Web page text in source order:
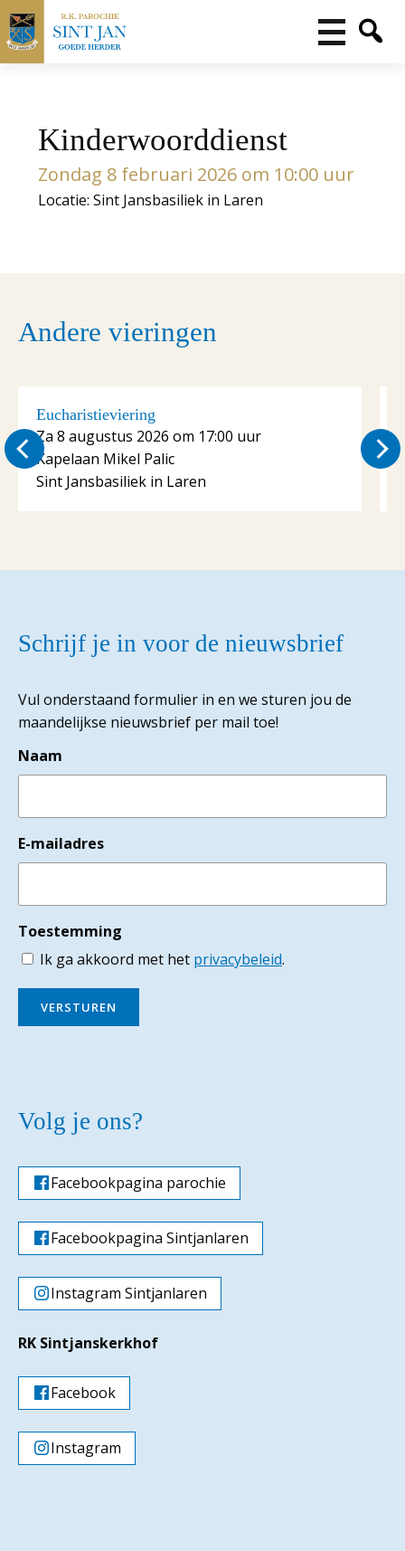
Kinderwoorddienst
Zondag 8 februari 2026 om 10:00 uur
Locatie: Sint Jansbasiliek in Laren
Andere vieringen
Eucharistieviering
Za 8 augustus 2026 om 17:00 uur
Kapelaan Mikel Palic
Sint Jansbasiliek in Laren
Schrijf je in voor de nieuwsbrief
Vul onderstaand formulier in en we sturen jou de
maandelijkse nieuwsbrief per mail toe!
Naam
E-mailadres
Toestemming
Ik ga akkoord met het privacybeleid.
VERSTUREN
Volg je ons?
Facebookpagina parochie
Facebookpagina Sintjanlaren
Instagram Sintjanlaren
RK Sintjanskerkhof
Facebook
Instagram